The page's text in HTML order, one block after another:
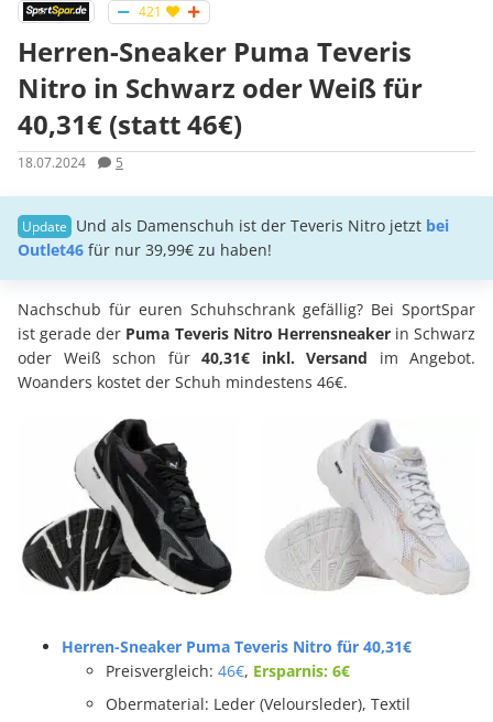
421
Herren-Sneaker Puma Teveris
Nitro in Schwarz oder Weiß für
40,31€ (statt 46€)
18.07.2024 5
Und als Damenschuh ist der Teveris Nitro jetzt bei
Outlet46 für nur 39,99€ zu haben!
Nachschub für euren Schuhschrank gefällig? Bei SportSpar
ist gerade der Puma Teveris Nitro Herrensneakerin Schwarz
oder Weiß schon für 40,31€ inkl. Versand im Angebot.
Woanders kostet der Schuh mindestens 46€.
Herren-Sneaker Puma Teveris Nitro für 40,31€
Preisvergleich: 46€, Ersparnis: 6€
Obermaterial: Leder (Veloursleder), Textil